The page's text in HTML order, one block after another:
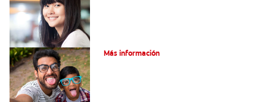
Más información